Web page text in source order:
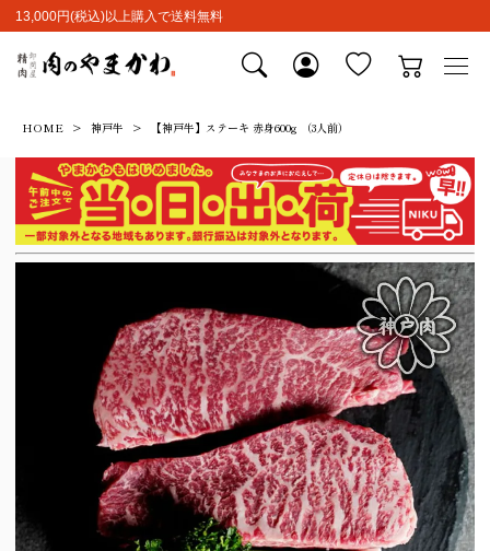
13,000円(税込)以上購入で送料無料
HOME 神戸牛 【神戸牛】ステーキ 赤身600g （3人前）